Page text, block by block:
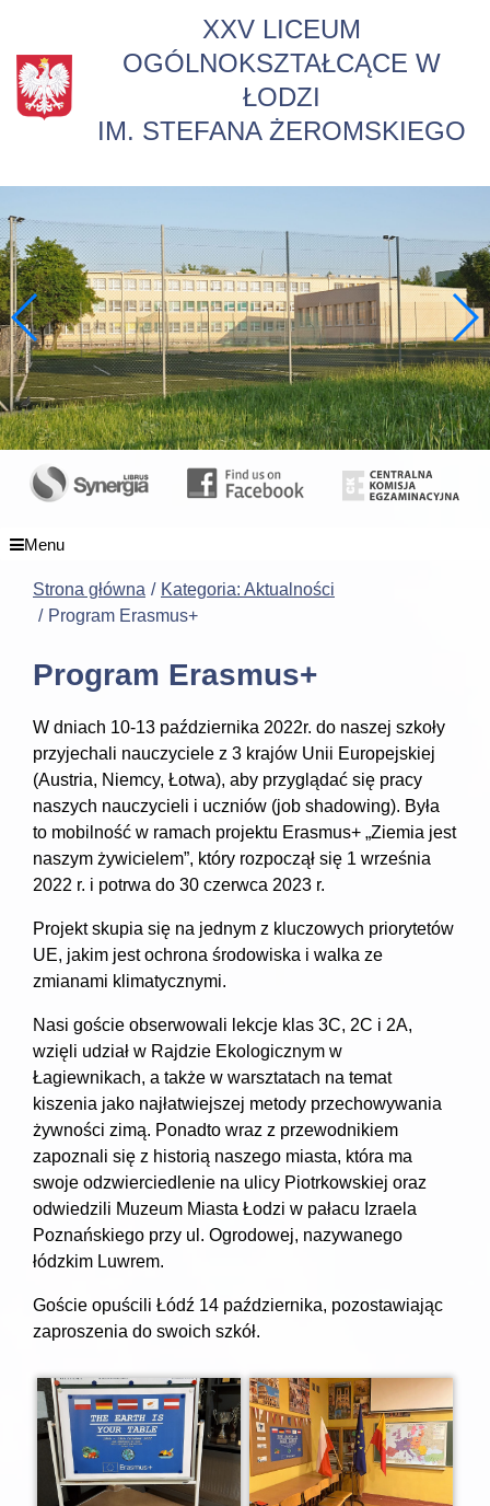
XXV LICEUM
OGÓLNOKSZTAŁCĄCE W
ŁODZI
IM. STEFANA ŻEROMSKIEGO
Menu
Strona główna
Kategoria: Aktualności
Program Erasmus+
Program Erasmus+
W dniach 10-13 października 2022r. do naszej szkoły
przyjechali nauczyciele z 3 krajów Unii Europejskiej
(Austria, Niemcy, Łotwa), aby przyglądać się pracy
naszych nauczycieli i uczniów (job shadowing). Była
to mobilność w ramach projektu Erasmus+ „Ziemia jest
naszym żywicielem”, który rozpoczął się 1 września
2022 r. i potrwa do 30 czerwca 2023 r.
Projekt skupia się na jednym z kluczowych priorytetów
UE, jakim jest ochrona środowiska i walka ze
zmianami klimatycznymi.
Nasi goście obserwowali lekcje klas 3C, 2C i 2A,
wzięli udział w Rajdzie Ekologicznym w
Łagiewnikach, a także w warsztatach na temat
kiszenia jako najłatwiejszej metody przechowywania
żywności zimą. Ponadto wraz z przewodnikiem
zapoznali się z historią naszego miasta, która ma
swoje odzwierciedlenie na ulicy Piotrkowskiej oraz
odwiedzili Muzeum Miasta Łodzi w pałacu Izraela
Poznańskiego przy ul. Ogrodowej, nazywanego
łódzkim Luwrem.
Goście opuścili Łódź 14 października, pozostawiając
zaproszenia do swoich szkół.